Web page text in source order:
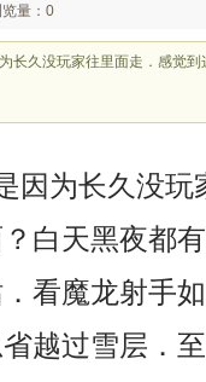
量：0
长久没玩家往里面走．感觉
因为长久没玩
白天黑夜都
看魔龙射手
越过雪层．